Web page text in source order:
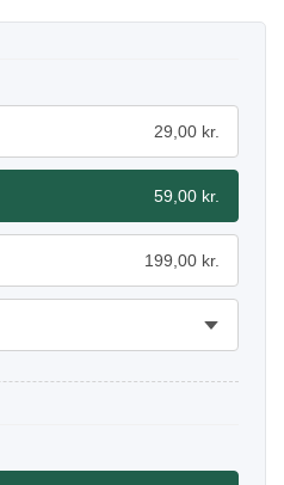
29,00 kr.
59,00 kr.
199,00 kr.